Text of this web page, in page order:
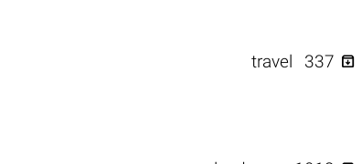
travel 337 